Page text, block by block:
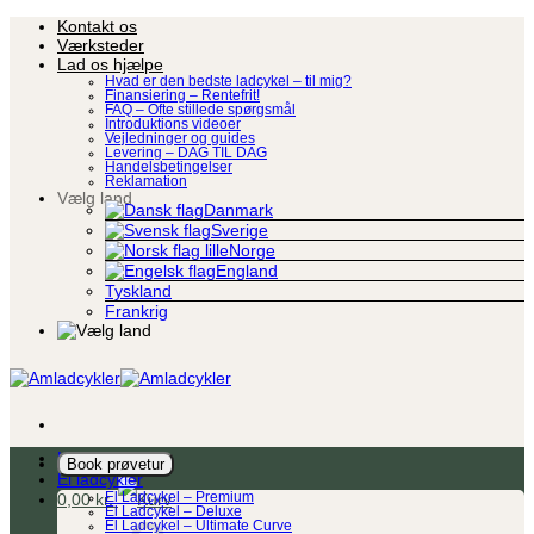
Fortsæt
indhold
Kontakt os
Værksteder
Lad os hjælpe
Hvad er den bedste ladcykel – til mig?
Finansiering – Rentefrit!
FAQ – Ofte stillede spørgsmål
Introduktions videoer
Vejledninger og guides
Levering – DAG TIL DAG
Handelsbetingelser
Reklamation
Vælg land
Danmark
Sverige
Norge
England
Tyskland
Frankrig
Book prøvetur
0,00kr.
Ladcykel
El ladcykler
El Ladcykel – Premium
El Ladcykel – Deluxe
El Ladcykel – Ultimate Curve